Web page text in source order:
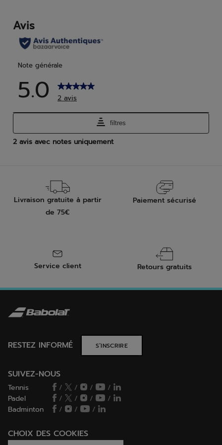
Livraison gratuite à partir
de 75€
Paiement sécurisé
Service client Retours gratuits
RESTEZ INFORMÉ S’INSCRIRE
SUIVEZ-NOUS
Tennis / / /
/
Padel
/ / /
/
Badminton
/ / /
CHOIX DES COOKIES